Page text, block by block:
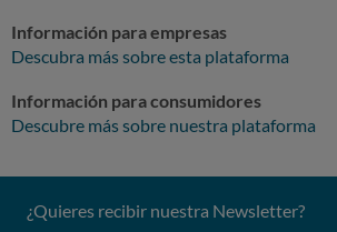
Información para empresas
Descubra más sobre esta plataforma
Información para consumidores
Descubre más sobre nuestra plataforma
¿Quieres recibir nuestra Newsletter?